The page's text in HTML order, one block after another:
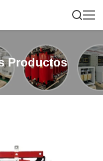
Productos